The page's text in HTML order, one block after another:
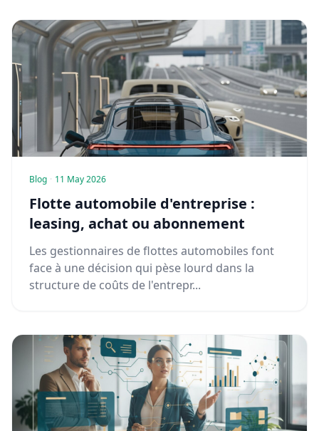
Blog · 11 May 2026
Flotte automobile d'entreprise :
leasing, achat ou abonnement
Les gestionnaires de flottes automobiles font
face à une décision qui pèse lourd dans la
structure de coûts de l'entrepr...